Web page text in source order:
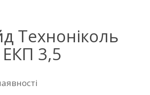
Техноніколь
ЕКП 3,5